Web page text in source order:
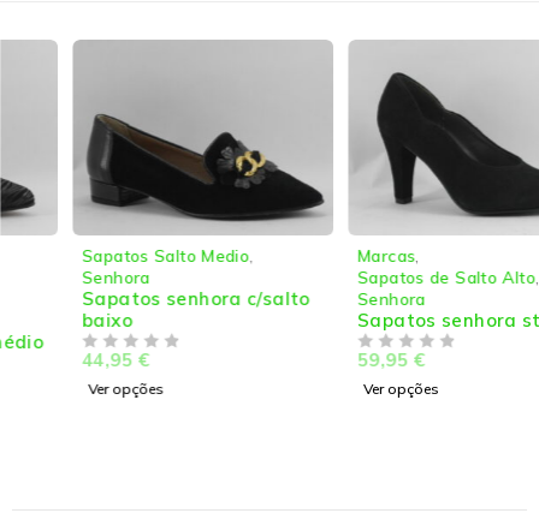
Sapatos Salto Medio,
Sapatos senhora c/salto
Ver opções
Sapatos de Salto Alto,
Senhora
Sapatos senhora stileto
Ver opções